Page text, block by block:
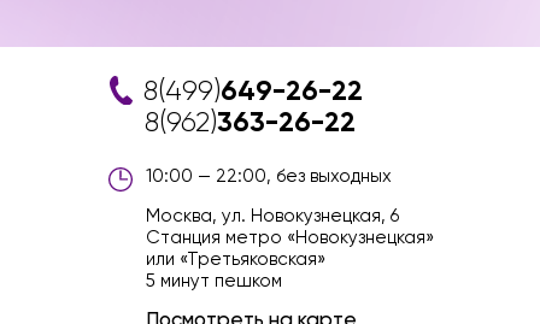
8(499)649-26-22
Москва, ул. Новокузнецкая, 6
Станция метро «Новокузнецкая»
или «Третьяковская»
5 минут пешком
10:00 — 22:00, без выходных
8(962)363-26-22